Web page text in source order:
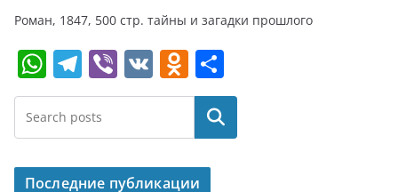
Роман, 1847, 500 стр. тайны и загадки прошлого
W
h
at
s
A
T
el
e
gr
a
Vi
b
V
K
O
d
o
kl
т
п
р
Поиск
Последние публикации